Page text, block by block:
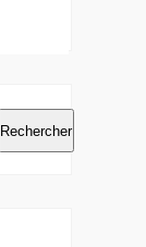
Rechercher